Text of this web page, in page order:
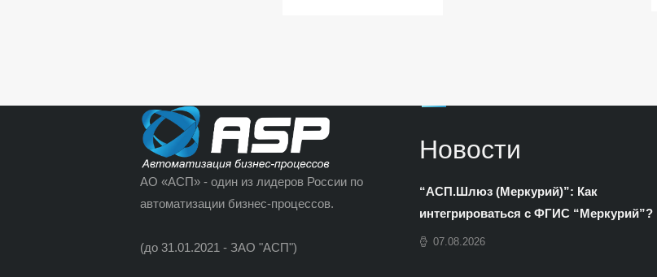
АО «АСП» - один из лидеров России по
автоматизации бизнес-процессов.
(до 31.01.2021 - ЗАО "АСП")
Новости
“АСП.Шлюз (Меркурий)”: Как
интегрироваться с ФГИС “Меркурий”?
07.08.2026